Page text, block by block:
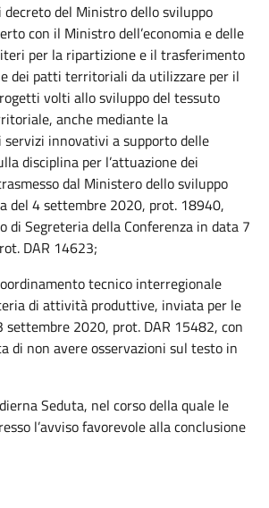
decreto del Ministro dello sviluppo
con il Ministro dell’economia e delle
per la ripartizione e il trasferimento
dei patti territoriali da utilizzare per il
volti allo sviluppo del tessuto
anche mediante la
innovativi a supporto delle
disciplina per l’attuazione dei
dal Ministero dello sviluppo
del 4 settembre 2020, prot. 18940,
di Segreteria della Conferenza in data 7
DAR 14623;
tecnico interregionale
di attività produttive, inviata per le
2020, prot. DAR 15482, con
di non avere osservazioni sul testo in
Seduta, nel corso della quale le
l’avviso favorevole alla conclusione